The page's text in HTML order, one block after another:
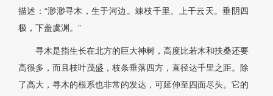
描述：“渺渺寻木，生于河边。竦枝千里。上干云天。垂阴四
极，下盖虞渊。”
寻木是指生长在北方的巨大神树，高度比若木和扶桑还要
高很多，而且枝叶茂盛，枝条垂落四方，直径达千里之距。除
了高大，寻木的根系也非常的发达，可延伸至四面尽头。它的